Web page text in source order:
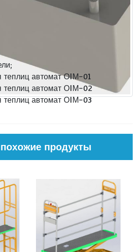
теплиц автомат ОIМ-01
теплиц автомат ОIМ-02
теплиц автомат ОIМ-03
продукты